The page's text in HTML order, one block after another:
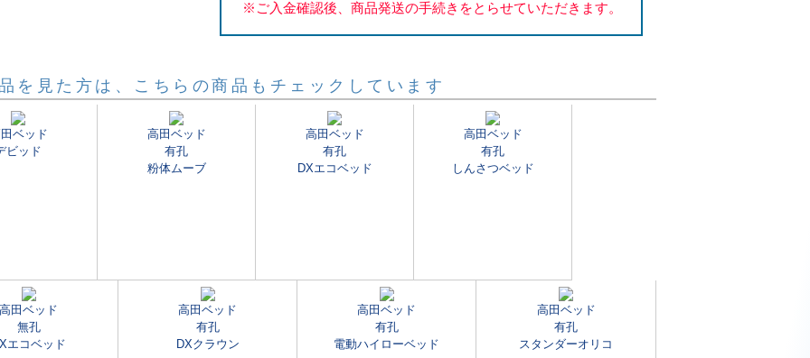
※ご入金確認後、商品発送の手続きをとらせていただきます。
を見た方は、こちらの商品もチェックしています
ベッド
ビッド
高田ベッド
有孔
粉体ムーブ
高田ベッド
有孔
DXエコベッド
高田ベッド
有孔
しんさつベッド
高田ベッド
無孔
エコベッド
高田ベッド
有孔
DXクラウン
高田ベッド
有孔
電動ハイローベッド
高田ベッド
有孔
スタンダーオリコ